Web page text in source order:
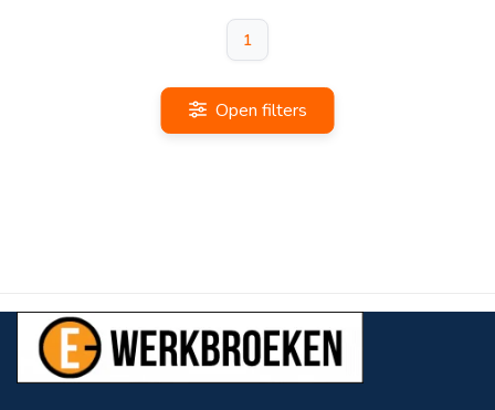
1
Open filters